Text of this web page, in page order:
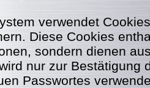
verwendet
Diese Cookies
sondern dienen
nur zur Bestätigung
Passwortes